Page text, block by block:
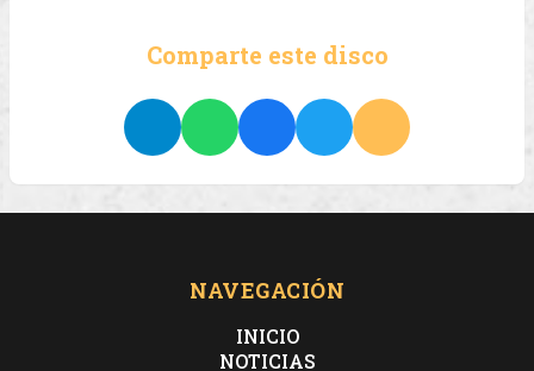
Comparte este disco
NAVEGACIÓN
INICIO
NOTICIAS